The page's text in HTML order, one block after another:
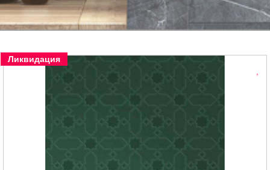
Ликвидация